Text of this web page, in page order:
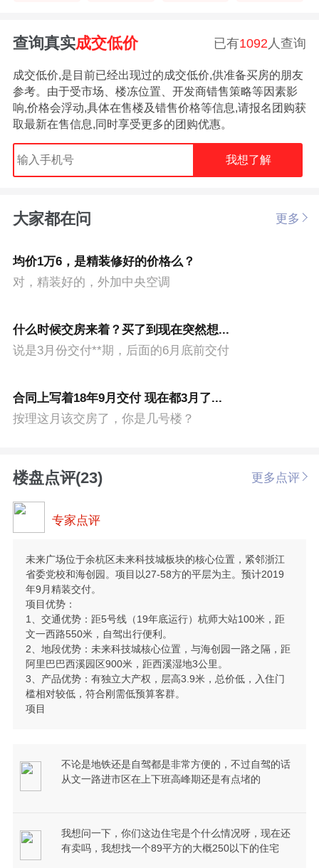
查询真实成交低价 已有1092 人查询
成交低价,是目前已经出现过的成交低价,供准备买房的朋友
参考。由于受市场、楼冻位置、开发商错售策略等因素影
响,价格会浮动,具体在售楼及错售价格等信息,请报名团购获
取最新在售信息,同时享受更多的团购优惠。
我想了解
大家都在问 更多
均价1万6，是精装修好的价格么？
对，精装好的，外加中央空调
什么时候交房来着？买了到现在突然想...
说是3月份交付**期，后面的6月底前交付
合同上写着18年9月交付 现在都3月了...
按理这月该交房了，你是几号楼？
楼盘点评(23) 更多点评
专家点评
未来广场位于余杭区未来科技城板块的核心位置，紧邻浙江
省委党校和海创园。项目以27-58方的平层为主。预计2019
年9月精装交付。
项目优势：
1、交通优势：距5号线（19年底运行）杭师大站100米，距
文一西路550米，自驾出行便利。
2、地段优势：未来科技城核心位置，与海创园一路之隔，距
阿里巴巴西溪园区900米，距西溪湿地3公里。
3、产品优势：有独立大产权，层高3.9米，总价低，入住门
槛相对较低，符合刚需低预算客群。
项目
不论是地铁还是自驾都是非常方便的，不过自驾的话
从文一路进市区在上下班高峰期还是有点堵的
我想问一下，你们这边住宅是个什么情况呀，现在还
有卖吗，我想找一个89平方的大概250以下的住宅